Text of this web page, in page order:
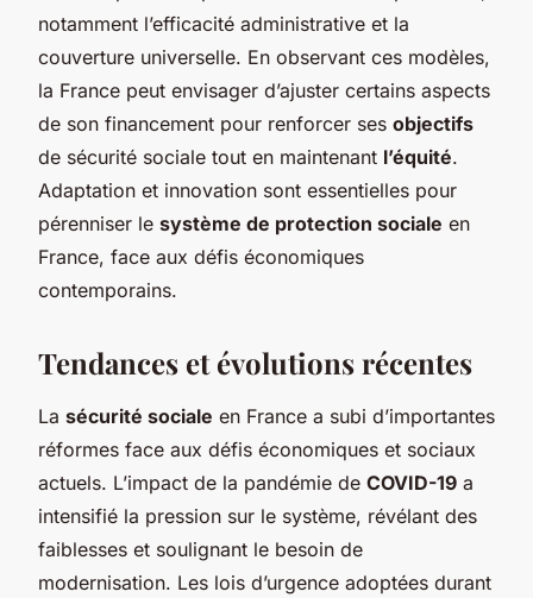
notamment l’efficacité administrative et la
couverture universelle. En observant ces modèles,
la France peut envisager d’ajuster certains aspects
de son financement pour renforcer ses objectifs
de sécurité sociale tout en maintenant l’équité.
Adaptation et innovation sont essentielles pour
pérenniser le système de protection sociale en
France, face aux défis économiques
contemporains.
Tendances et évolutions récentes
La sécurité sociale en France a subi d’importantes
réformes face aux défis économiques et sociaux
actuels. L’impact de la pandémie de COVID-19 a
intensifié la pression sur le système, révélant des
faiblesses et soulignant le besoin de
modernisation. Les lois d’urgence adoptées durant